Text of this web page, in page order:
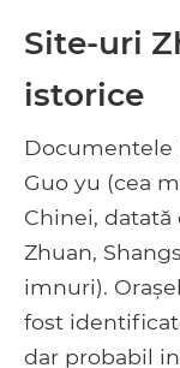
Site-uri
istorice
Documentele
Guo yu (cea
Chinei, datată
Zhuan,
imnuri).
fost
dar probabil